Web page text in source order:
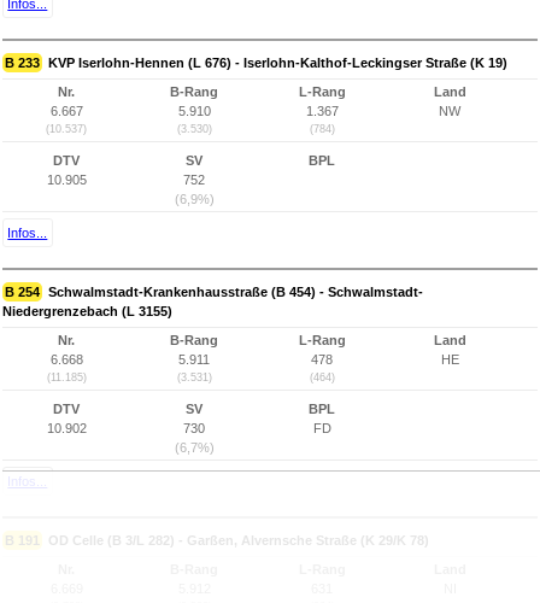
Infos...
B 233 KVP Iserlohn-Hennen (L 676) - Iserlohn-Kalthof-Leckingser Straße (K 19)
Nr.
6.667
(10.537)
B-Rang
5.910
(3.530)
L-Rang
1.367
(784)
Land
NW
DTV
10.905
SV
752
(6,9%)
BPL
Infos...
B 254 Schwalmstadt-Krankenhausstraße (B 454) - Schwalmstadt-
Niedergrenzebach (L 3155)
Nr.
6.668
(11.185)
B-Rang
5.911
(3.531)
L-Rang
478
(464)
Land
HE
DTV
10.902
SV
730
(6,7%)
BPL
FD
Infos...
B 191 OD Celle (B 3/L 282) - Garßen, Alvernsche Straße (K 29/K 78)